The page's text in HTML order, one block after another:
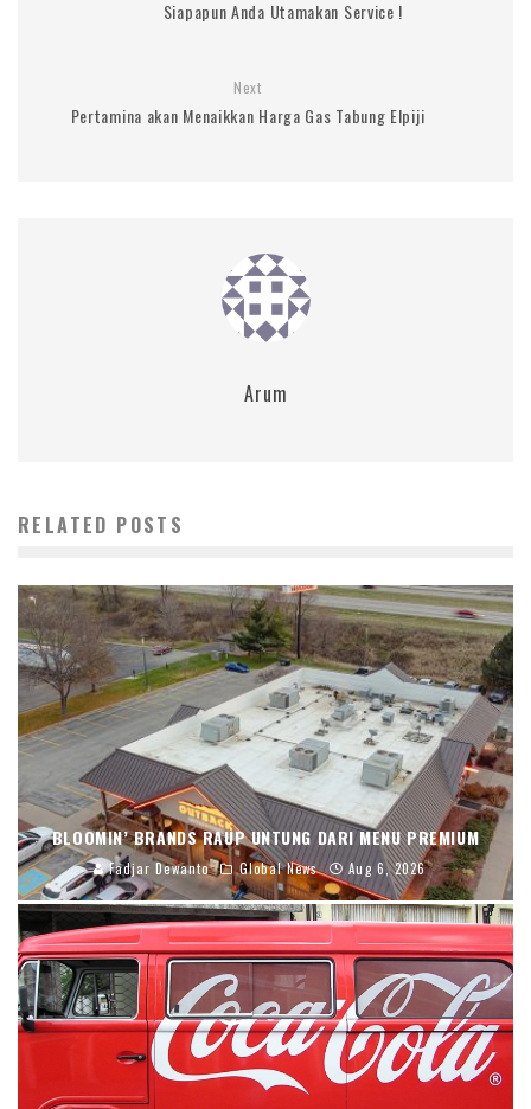
Siapapun Anda Utamakan Service !
Next
Pertamina akan Menaikkan Harga Gas Tabung Elpiji
Arum
RELATED POSTS
BLOOMIN’ BRANDS RAUP UNTUNG DARI MENU PREMIUM
Fadjar Dewanto Global News Aug 6, 2026